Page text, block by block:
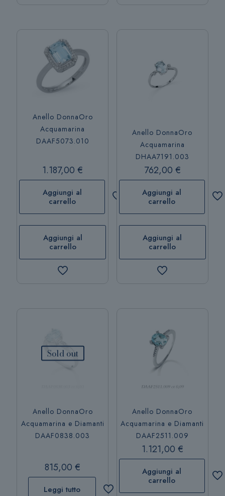
possono
essere
scelte
del
prodotto
Anello DonnaOro
Acquamarina
DAAF5073.010
1.187,00€
Aggiungi al
carrello
Aggiungi al
carrello
Anello DonnaOro
Acquamarina
DHAA7191.003
762,00 €
Aggiungi al
carrello
Aggiungi al
carrello
Sold out
Anello DonnaOro
Acquamarina e Diamanti
DAAF0838.003
815,00€
Leggi tutto
Anello DonnaOro
Acquamarina e Diamanti
DAAF2511.009
1.121,00 €
Aggiungi al
carrello